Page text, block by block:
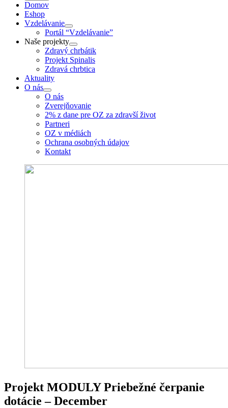
Domov
Eshop
Vzdelávanie
Portál “Vzdelávanie”
Naše projekty
Zdravý chrbátik
Projekt Spinalis
Zdravá chrbtica
Aktuality
O nás
O nás
Zverejňovanie
2% z dane pre OZ za zdravší život
Partneri
OZ v médiách
Ochrana osobných údajov
Kontakt
Projekt MODULY Priebežné čerpanie
dotácie – December